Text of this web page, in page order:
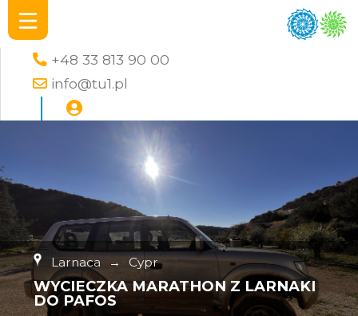
+48 33 813 90 00
info@tu1.pl
Larnaca → Cypr
WYCIECZKA MARATHON Z LARNAKI
DO PAFOS